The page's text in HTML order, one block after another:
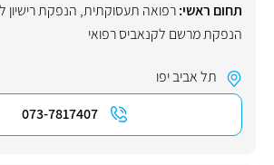
תחום ראשי:רפואה תעסוקתית, הנפקת רישיון
הנפקת מרשם לקנאביס רפואי
תל אביב יפו
073-7817407